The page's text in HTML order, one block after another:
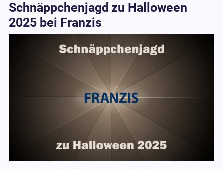
Schnäppchenjagd zu Halloween
2025 bei Franzis